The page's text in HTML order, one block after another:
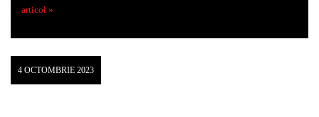
articol »
4 OCTOMBRIE 2023